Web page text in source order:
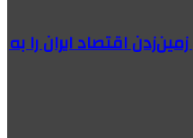
اقتصاد ایران را به